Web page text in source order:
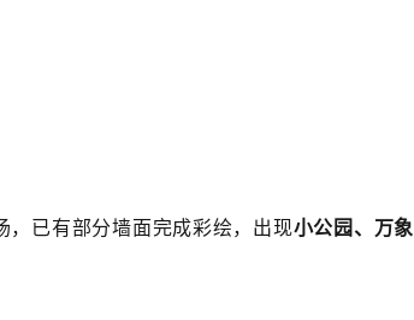
，已有部分墙面完成彩绘，出现小公园、万象